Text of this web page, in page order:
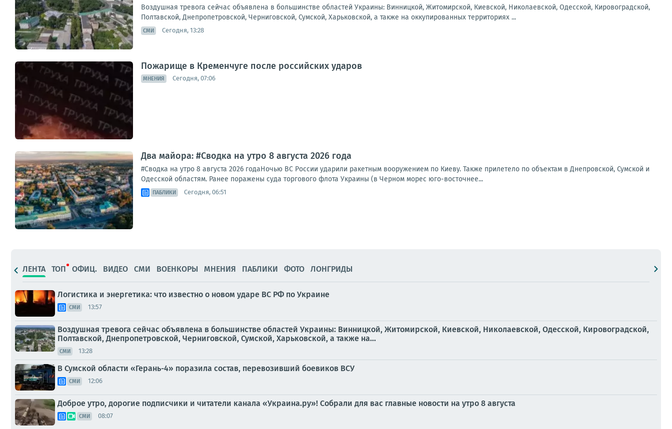
Воздушная тревога сейчас объявлена в большинстве областей Украины: Винницкой, Житомирской, Киевской, Николаевской, Одесской, Кировоградской,
Полтавской, Днепропетровской, Черниговской, Сумской, Харьковской, а также на оккупированных территориях ...
СМИ Сегодня, 13:28
Пожарище в Кременчуге после российских ударов
МНЕНИЯ Сегодня, 07:06
Два майора: #Сводка на утро 8 августа 2026 года
#Сводка на утро 8 августа 2026 годаНочью ВС России ударили ракетным вооружением по Киеву. Также прилетело по объектам в Днепровской, Сумской и
Одесской областям. Ранее поражены суда торгового флота Украины (в Черном морес юго-восточнее...
ПАБЛИКИ Сегодня, 06:51
ЛЕНТА ТОП ОФИЦ. ВИДЕО СМИ ВОЕНКОРЫ МНЕНИЯ ПАБЛИКИ ФОТО ЛОНГРИДЫ
Логистика и энергетика: что известно о новом ударе ВС РФ по Украине
СМИ 13:57
Воздушная тревога сейчас объявлена в большинстве областей Украины: Винницкой, Житомирской, Киевской, Николаевской, Одесской, Кировоградской,
Полтавской, Днепропетровской, Черниговской, Сумской, Харьковской, а также на...
СМИ 13:28
В Сумской области «Герань-4» поразила состав, перевозивший боевиков ВСУ
СМИ 12:06
Доброе утро, дорогие подписчики и читатели канала «Украина.ру»! Собрали для вас главные новости на утро 8 августа
СМИ 08:07